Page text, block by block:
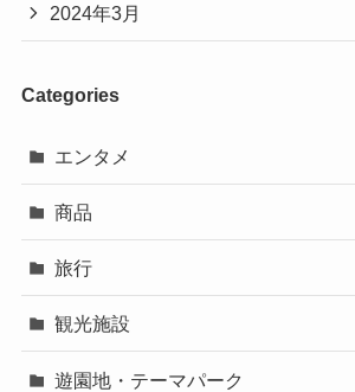
2024年3月
Categories
エンタメ
商品
旅行
観光施設
遊園地・テーマパーク